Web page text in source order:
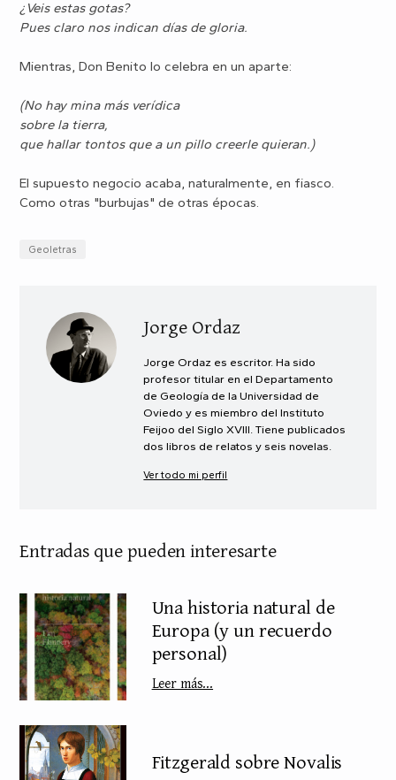
¿Veis estas gotas?
Pues claro nos indican días de gloria.
Mientras, Don Benito lo celebra en un aparte:
(No hay mina más verídica
sobre la tierra,
que hallar tontos que a un pillo creerle quieran.)
El supuesto negocio acaba, naturalmente, en fiasco.
Como otras "burbujas" de otras épocas.
Geoletras
Jorge Ordaz
Jorge Ordaz es escritor. Ha sido
profesor titular en el Departamento
de Geología de la Universidad de
Oviedo y es miembro del Instituto
Feijoo del Siglo XVIII. Tiene publicados
dos libros de relatos y seis novelas.
Ver todo mi perfil
Entradas que pueden interesarte
Una historia natural de
Europa (y un recuerdo
personal)
Leer más...
Fitzgerald sobre Novalis